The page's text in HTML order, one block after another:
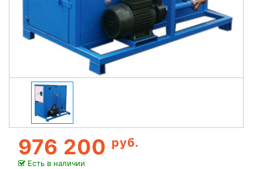
976 200 руб.
Есть в наличии